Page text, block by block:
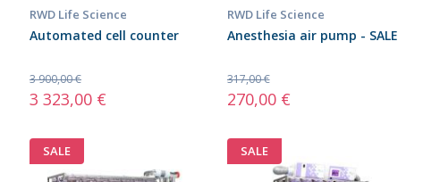
RWD Life Science
Automated cell counter
3 900,00 €
3 323,00 €
RWD Life Science
Anesthesia air pump - SALE
317,00 €
270,00 €
SALE SALE